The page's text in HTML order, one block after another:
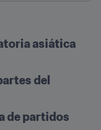
asiática
del
de partidos